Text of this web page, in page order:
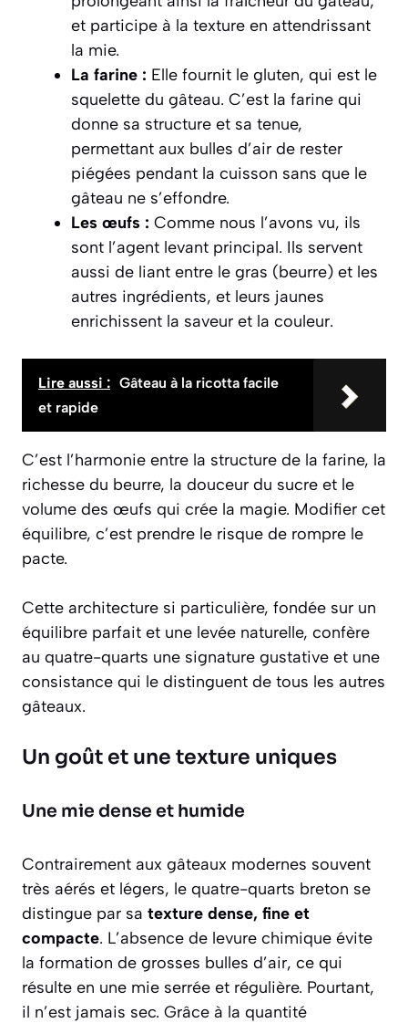
et participe à la texture en attendrissant
la mie.
La farine : Elle fournit le gluten, qui est le
squelette du gâteau. C’est la farine qui
donne sa structure et sa tenue,
permettant aux bulles d’air de rester
piégées pendant la cuisson sans que le
gâteau ne s’effondre.
Les œufs : Comme nous l’avons vu, ils
sont l’agent levant principal. Ils servent
aussi de liant entre le gras (beurre) et les
autres ingrédients, et leurs jaunes
enrichissent la saveur et la couleur.
Lire aussi : Gâteau à la ricotta facile
et rapide
C’est l’harmonie entre la structure de la farine, la
richesse du beurre, la douceur du sucre et le
volume des œufs qui crée la magie. Modifier cet
équilibre, c’est prendre le risque de rompre le
pacte.
Cette architecture si particulière, fondée sur un
équilibre parfait et une levée naturelle, confère
au quatre-quarts une signature gustative et une
consistance qui le distinguent de tous les autres
gâteaux.
Un goût et une texture uniques
Une mie dense et humide
Contrairement aux gâteaux modernes souvent
très aérés et légers, le quatre-quarts breton se
distingue par sa texture dense, fine et
compacte. L’absence de levure chimique évite
la formation de grosses bulles d’air, ce qui
résulte en une mie serrée et régulière. Pourtant,
il n’est jamais sec. Grâce à la quantité